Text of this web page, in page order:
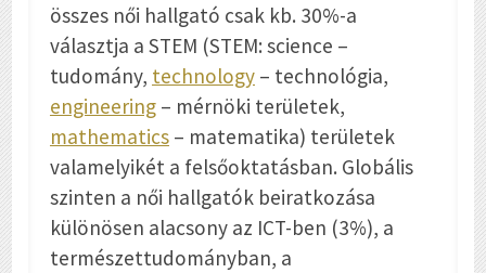
összes női hallgató csak kb. 30%-a
választja a STEM (STEM: science –
tudomány, technology – technológia,
engineering – mérnöki területek,
mathematics – matematika) területek
valamelyikét a felsőoktatásban. Globális
szinten a női hallgatók beiratkozása
különösen alacsony az ICT-ben (3%), a
természettudományban, a